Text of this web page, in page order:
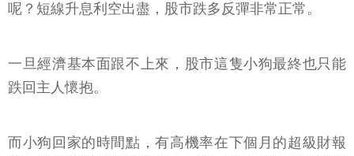
呢？短線升息利空出盡，股市跌多反彈非常正常。
一旦經濟基本面跟不上來，股市這隻小狗最終也只能
跌回主人懷抱。
而小狗回家的時間點，有高機率在下個月的超級財報